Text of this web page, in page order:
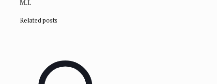
М.І.
Related posts